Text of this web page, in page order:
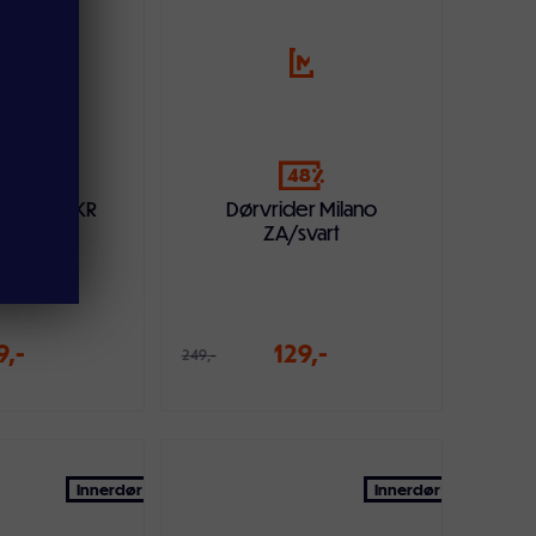
FKR
48
Dørvrider Milano
ZA/svart
249,- 129,-
Legg i handlekurven
Innerdør Innerdør